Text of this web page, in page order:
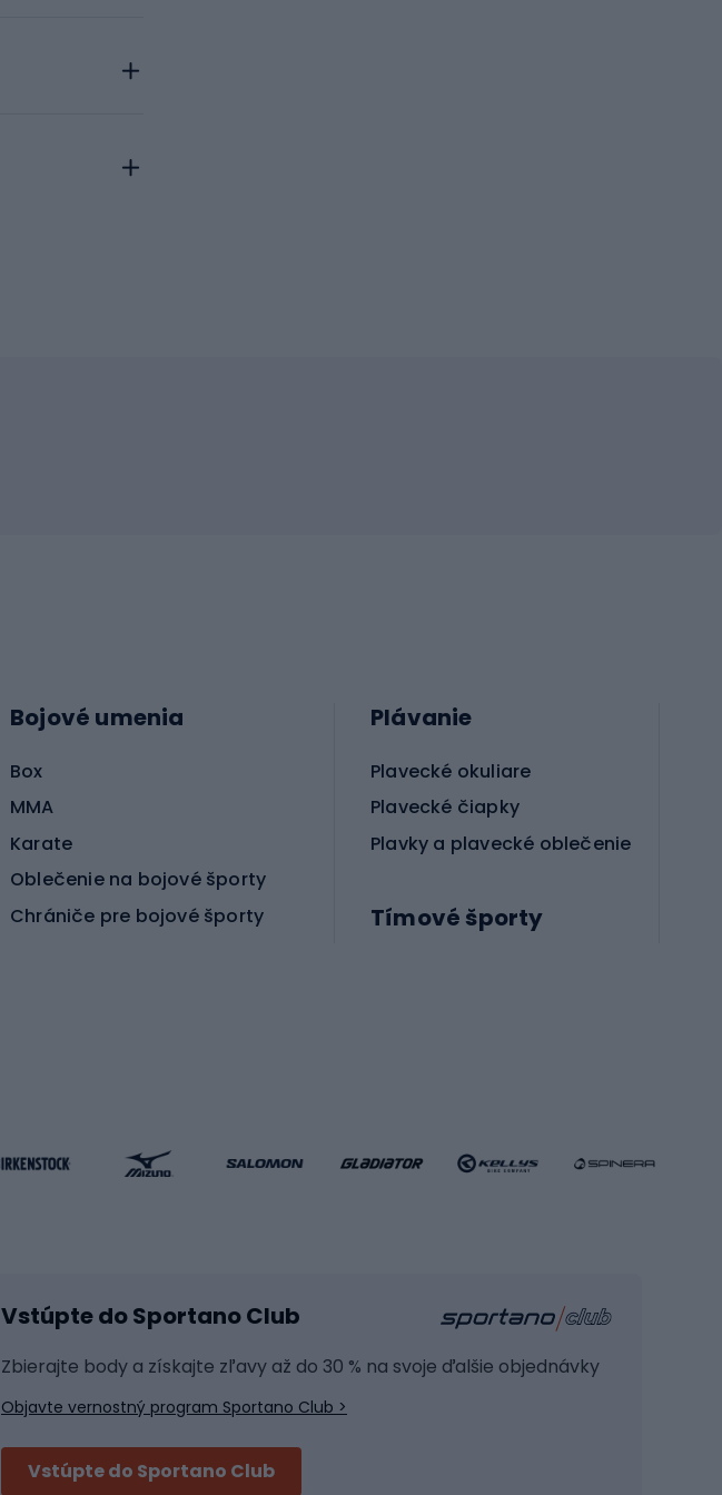
Bojové umenia
Box
MMA
Karate
Oblečenie na bojové športy
Chrániče pre bojové športy
Inline korčule
Raketové športy
Badminton
Stolný tenis
Plávanie
Plavecké okuliare
Plavecké čiapky
Plavky a plavecké oblečenie
Tímové športy
Basketbalové oblečenie
Posilňovacie zariadenie
Vstúpte do Sportano Club
Zbierajte body a získajte zľavy až do 30 % na svoje ďalšie objednávky
Objavte vernostný program Sportano Club >
Vstúpte do Sportano Club